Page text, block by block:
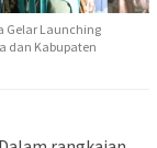
Gelar Launching
dan Kabupaten